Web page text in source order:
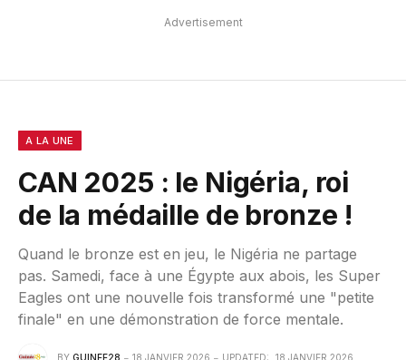
Advertisement
A LA UNE
CAN 2025 : le Nigéria, roi
de la médaille de bronze !
Quand le bronze est en jeu, le Nigéria ne partage
pas. Samedi, face à une Égypte aux abois, les Super
Eagles ont une nouvelle fois transformé une "petite
finale" en une démonstration de force mentale.
BY GUINEE28 18 JANVIER 2026 UPDATED: 18 JANVIER 2026